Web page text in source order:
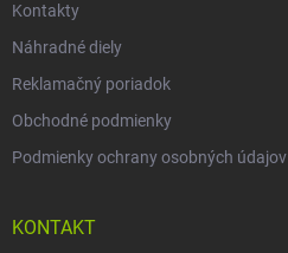
Kontakty
Náhradné diely
Reklamačný poriadok
Obchodné podmienky
Podmienky ochrany osobných údajov
KONTAKT